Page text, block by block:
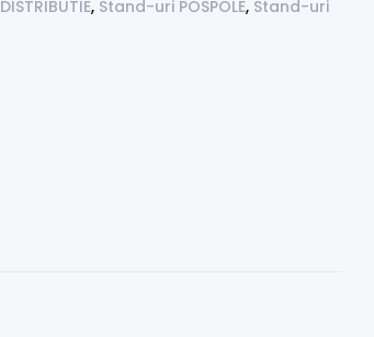
DISTRIBUTIE, Stand-uri POSPOLE, Stand-uri